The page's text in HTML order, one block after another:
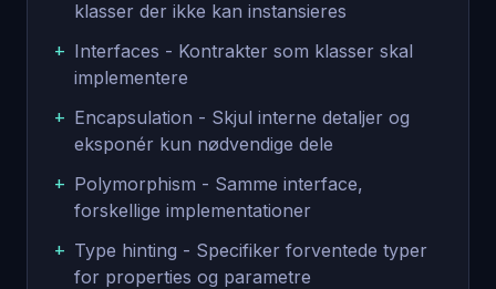
klasser der ikke kan instansieres
+ Interfaces - Kontrakter som klasser skal
implementere
+ Encapsulation - Skjul interne detaljer og
eksponér kun nødvendige dele
+ Polymorphism - Samme interface,
forskellige implementationer
+ Type hinting - Specifiker forventede typer
for properties og parametre